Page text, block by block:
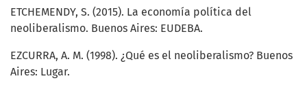
ETCHEMENDY, S. (2015). La economía política del
neoliberalismo. Buenos Aires: EUDEBA.
EZCURRA, A. M. (1998). ¿Qué es el neoliberalismo? Buenos
Aires: Lugar.